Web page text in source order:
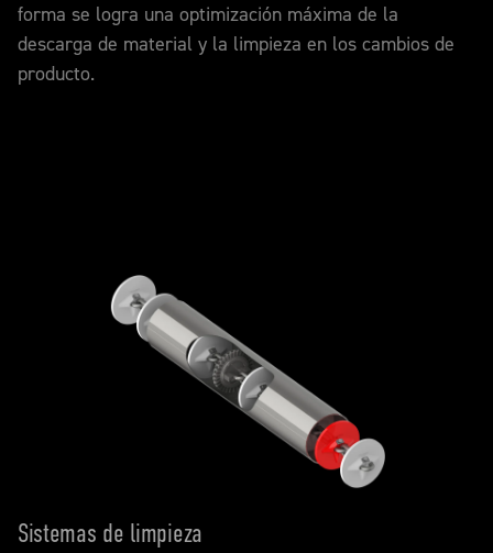
forma se logra una optimización máxima de la
descarga de material y la limpieza en los cambios de
producto.
Sistemas de limpieza